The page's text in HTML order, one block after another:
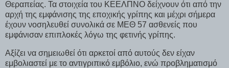
Θεραπείας. Τα στοιχεία του ΚΕΕΛΠΝΟ δείχνουν ότι από την
αρχή της εμφάνισης της εποχικής γρίπης και μέχρι σήμερα
έχουν νοσηλευθεί συνολικά σε ΜΕΘ 57 ασθενείς που
εμφάνισαν επιπλοκές λόγω της φετινής γρίπης.
Αξίζει να σημειωθεί ότι αρκετοί από αυτούς δεν είχαν
εμβολιαστεί με το αντιγριπικό εμβόλιο, ενώ προβληματισμό